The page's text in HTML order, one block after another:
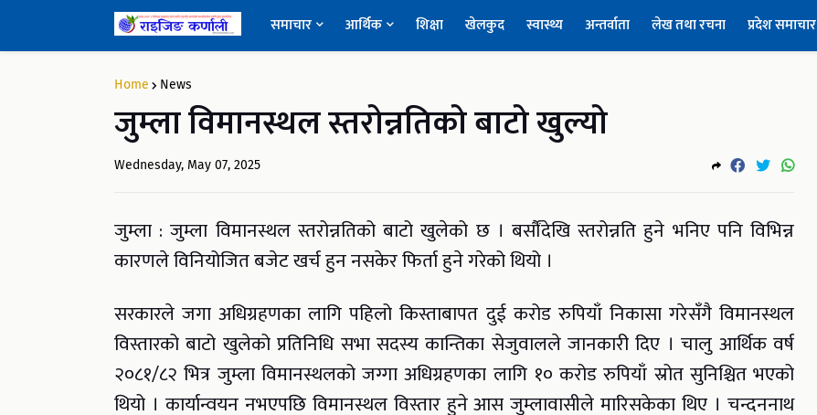
समाचार आर्थिक शिक्षा खेलकुद स्वास्थ्य अन्तर्वाता लेख तथा रचना प्रदेश समाचार
Home News
जुम्ला विमानस्थल स्तरोन्नतिको बाटो खुल्यो
Wednesday, May 07, 2025
जुम्ला : जुम्ला विमानस्थल स्तरोन्नतिको बाटो खुलेको छ । बर्सौंदेखि स्तरोन्नति हुने भनिए पनि विभिन्न
कारणले विनियोजित बजेट खर्च हुन नसकेर फिर्ता हुने गरेको थियो ।
सरकारले जगा अधिग्रहणका लागि पहिलो किस्ताबापत दुई करोड रुपियाँ निकासा गरेसँगै विमानस्थल
विस्तारको बाटो खुलेको प्रतिनिधि सभा सदस्य कान्तिका सेजुवालले जानकारी दिए । चालु आर्थिक वर्ष
२०८१/८२ भित्र जुम्ला विमानस्थलको जग्गा अधिग्रहणका लागि १० करोड रुपियाँ स्रोत सुनिश्चित भएको
थियो । कार्यान्वयन नभएपछि विमानस्थल विस्तार हुने आस जुम्लावासीले मारिसकेका थिए । चन्दननाथ